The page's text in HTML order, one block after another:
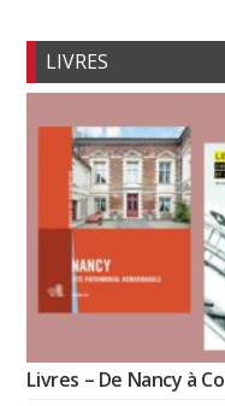
LIVRES
Livres – De Nancy à